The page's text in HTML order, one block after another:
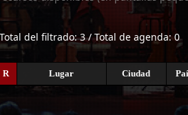
del filtrado: 3 / Total de agenda: 0
R Lugar Ciudad